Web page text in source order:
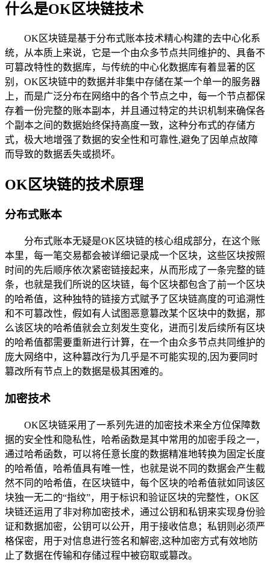
什么是OK区块链技术
OK区块链是基于分布式账本技术精心构建的去中心化系
统，从本质上来说，它是一个由众多节点共同维护的、具备不
可篡改特性的数据库，与传统的中心化数据库有着显著的区
别，OK区块链中的数据并非集中存储在某一个单一的服务器
上，而是广泛分布在网络中的各个节点之中，每一个节点都保
存着一份完整的账本副本，并且通过特定的共识机制来确保各
个副本之间的数据始终保持高度一致，这种分布式的存储方
式，极大地增强了数据的安全性和可靠性,避免了因单点故障
而导致的数据丢失或损坏。
OK区块链的技术原理
分布式账本
分布式账本无疑是OK区块链的核心组成部分，在这个账
本里，每一笔交易都会被详细记录成一个区块，这些区块按照
时间的先后顺序依次紧密链接起来，从而形成了一条完整的链
条，也就是我们所说的区块链，每个区块都包含了前一个区块
的哈希值，这种独特的链接方式赋予了区块链高度的可追溯性
和不可篡改性，假如有人试图恶意篡改某个区块中的数据，那
么该区块的哈希值就会立刻发生变化，进而引发后续所有区块
的哈希值都需要重新进行计算，在一个由众多节点共同维护的
庞大网络中，这种篡改行为几乎是不可能实现的,因为要同时
篡改所有节点上的数据是极其困难的。
加密技术
OK区块链采用了一系列先进的加密技术来全方位保障数
据的安全性和隐私性，哈希函数是其中常用的加密手段之一，
通过哈希函数，可以将任意长度的数据精准地转换为固定长度
的哈希值，哈希值具有唯一性，也就是说不同的数据会产生截
然不同的哈希值，在区块链中，每个区块的哈希值就如同该区
块独一无二的“指纹”，用于标识和验证区块的完整性，OK区
块链还运用了非对称加密技术，通过公钥和私钥来实现身份验
证和数据加密，公钥可以公开，用于接收信息；私钥则必须严
格保密，用于对信息进行签名和解密,这种加密方式有效地防
止了数据在传输和存储过程中被窃取或篡改。